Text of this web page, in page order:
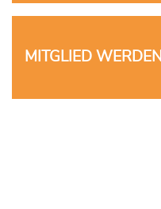
MITGLIED WERDEN